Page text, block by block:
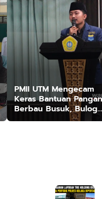
PMII UTM Mengecam
Keras Bantuan Pangan
Berbau Busuk, Bulog
Bangkalan Beri Makan